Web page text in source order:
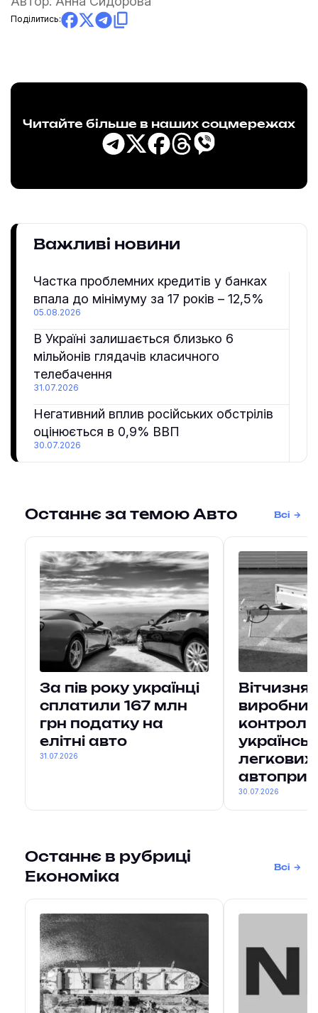
Поділитись:
Читайте більше в наших соцмережах
Важливі новини
Частка проблемних кредитів у банках
впала до мінімуму за 17 років – 12,5%
05.08.2026
В Україні залишається близько 6
мільйонів глядачів класичного
телебачення
31.07.2026
Негативний вплив російських обстрілів
оцінюється в 0,9% ВВП
30.07.2026
Останнє за темою Авто Всі
За пів року українці
сплатили 167 млн
грн податку на
елітні авто
31.07.2026
легкових
30.07.2026
Останнє в рубриці
Економіка
Всі